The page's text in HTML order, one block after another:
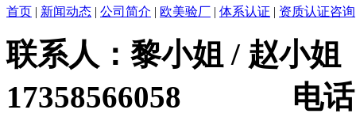
首页 | 新闻动态 | 公司简介 | 欧美验厂 | 体系认证 | 资质认证咨询
联系人：黎小姐 / 赵
17358566058 电话